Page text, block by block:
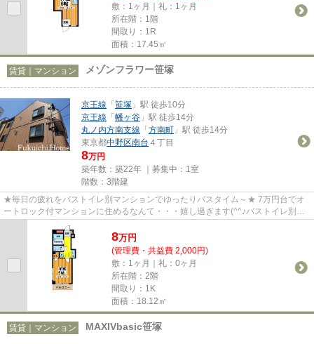
敷：1ヶ月｜礼：1ヶ月
所在階：1階
間取り：1R
面積：17.45㎡
賃貸｜マンション メゾンフラワー笹塚
京王線 「笹塚 」駅 徒歩10分
京王線 「幡ヶ谷 」駅 徒歩14分
丸ノ内方南支線 「方南町 」駅 徒歩14分
東京都中野区南台 ４丁目
8万円
築年数：築22年 ｜募集中： 1室
階数：3階建
★毎日の疲れをバストイレ別マンションでゆったりバスタイム～★ 7万円台でオ
ートロック付マンションに住めるなんて・・・嬉し過ぎます(^^♪バストイレ別・
浴室乾燥機・TVドアホン付の特...
8万円
(管理費・共益費 2,000円)
敷：1ヶ月｜礼：0ヶ月
所在階：2階
間取り：1K
面積：18.12㎡
賃貸｜マンション MAXIVbasic笹塚